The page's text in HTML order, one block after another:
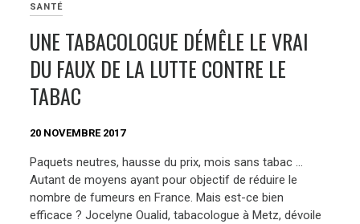
SANTÉ
UNE TABACOLOGUE DÉMÊLE LE VRAI
DU FAUX DE LA LUTTE CONTRE LE
TABAC
20 NOVEMBRE 2017
Paquets neutres, hausse du prix, mois sans tabac …
Autant de moyens ayant pour objectif de réduire le
nombre de fumeurs en France. Mais est-ce bien
efficace ? Jocelyne Oualid, tabacologue à Metz, dévoile